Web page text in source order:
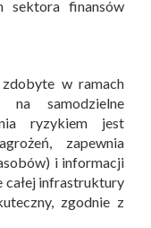
sektora finansów
w ramach
na samodzielne
ryzykiem jest
zapewnia
i informacji
całej infrastruktury
zgodnie z